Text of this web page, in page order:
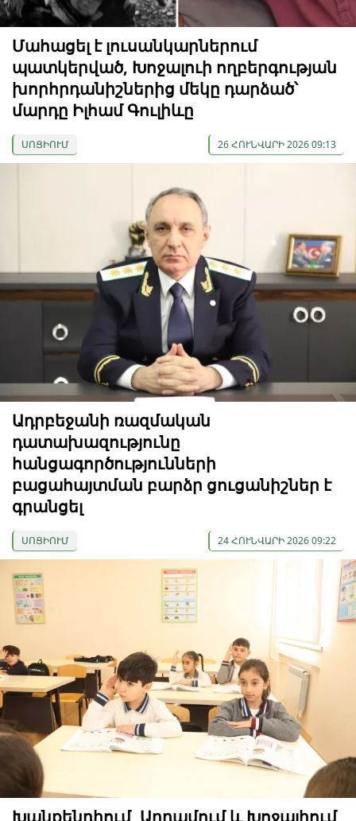
Մահացել է լուսանկարներում
պատկերված, Խոջալուի ողբերգության
խորհրդանիշներից մեկը դարձած՝
մարդը Իլհամ Գուլիևը
ՍՈՑԻՈՒՄ 26 ՀՈՒՆՎԱՐԻ 2026 09:13
Ադրբեջանի ռազմական
դատախազությունը
հանցագործությունների
բացահայտման բարձր ցուցանիշներ է
գրանցել
ՍՈՑԻՈՒՄ 24 ՀՈՒՆՎԱՐԻ 2026 09:22